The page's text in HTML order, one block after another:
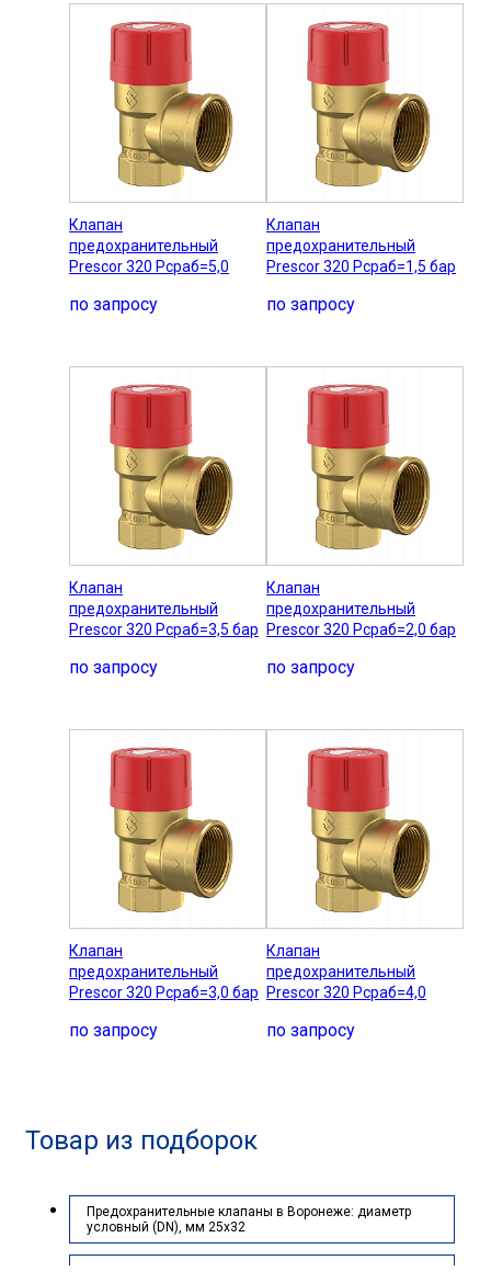
Клапан
предохранительный
Prescor 320 Рсраб=5,0
по запросу
Клапан
предохранительный
Prescor 320 Рсраб=1,5 бар
по запросу
Клапан
предохранительный
Prescor 320 Рсраб=3,5 бар
по запросу
Клапан
предохранительный
Prescor 320 Рсраб=2,0 бар
по запросу
Клапан
предохранительный
Prescor 320 Рсраб=3,0 бар
по запросу
Клапан
предохранительный
Prescor 320 Рсраб=4,0
по запросу
Товар из подборок
Предохранительные клапаны в Воронеже: диаметр
условный (DN), мм 25х32